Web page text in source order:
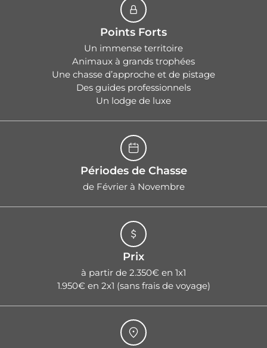
Points Forts
Un immense territoire
Animaux à grands trophées
Une chasse d’approche et de pistage
Des guides professionnels
Un lodge de luxe
Périodes de Chasse
de Février à Novembre
Prix
à partir de 2.350€ en 1x1
1.950€ en 2x1 (sans frais de voyage)